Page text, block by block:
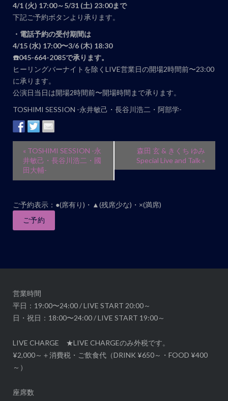
4/1 (火) 17:00～5/31 (土) 23:00まで
下記ご予約ボタンより承ります。
・電話予約の受付期間は
4/15 (水) 17:00〜3/6 (木) 18:30
☎️045-664-2085で承ります。
ヒーリングバーナイトを除くLIVE営業日の開場2時間前〜23:00
に承ります。
公演日当日は開場2時間前〜開場時間まで承ります。
TOSHIMI SESSION -永井敏己・長谷川浩二・阿部学-
ナ
ビ
ゲ
ョ
« TOSHIMI SESSION -永
井敏己・長谷川浩二・國
田大輔-
森田 玄 & きくち ゆみ
Special Live and Talk »
ご予約表示：●(席有り)・▲(残席少な)・×(満席)
ご予約
営業時間
平日：19:00〜24:00 / LIVE START 20:00～
日・祝日：18:00〜24:00 / LIVE START 19:00～
LIVE CHARGE ★LIVE CHARGEのみ外税です。
¥2,000～＋消費税・ご飲食代（DRINK ¥650～・FOOD ¥400
～）
座席数